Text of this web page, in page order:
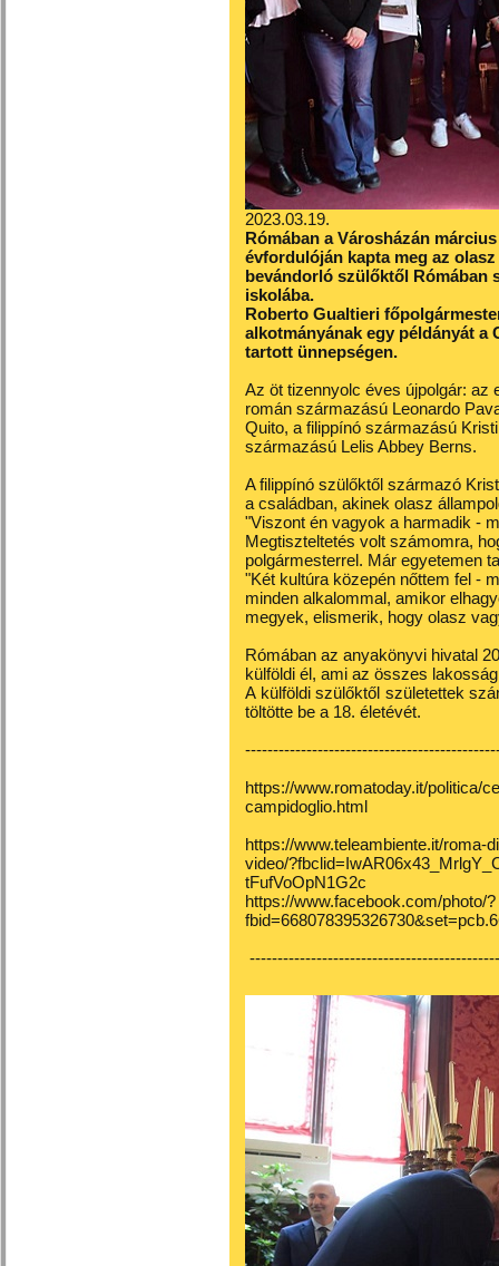
2023.03.19.
Rómában a Városházán
évfordulóján kapta meg az
bevándorló szülőktől Rómában
iskolába.
Roberto Gualtieri
alkotmányának egy példányát a
tartott ünnepségen.
Az öt tizennyolc éves újpolgár: az
román származású Leonardo
Quito, a filippínó származású
származású Lelis Abbey Berns.
A filippínó szülőktől származó
a családban, akinek olasz
"Viszont én vagyok a harmadik -
Megtiszteltetés volt számomra,
polgármesterrel. Már egyetemen
"Két kultúra közepén nőttem fel -
minden alkalommal, amikor
megyek, elismerik, hogy olasz
Rómában az anyakönyvi hivatal
külföldi él, ami az összes
A külföldi szülőktől születettek
töltötte be a 18. életévét.
https://www.romatoday.it/politica/
campidoglio.html
https://www.teleambiente.it/roma-
video/
tFufVoOpN1G2c
https://www.facebook.com/photo/?